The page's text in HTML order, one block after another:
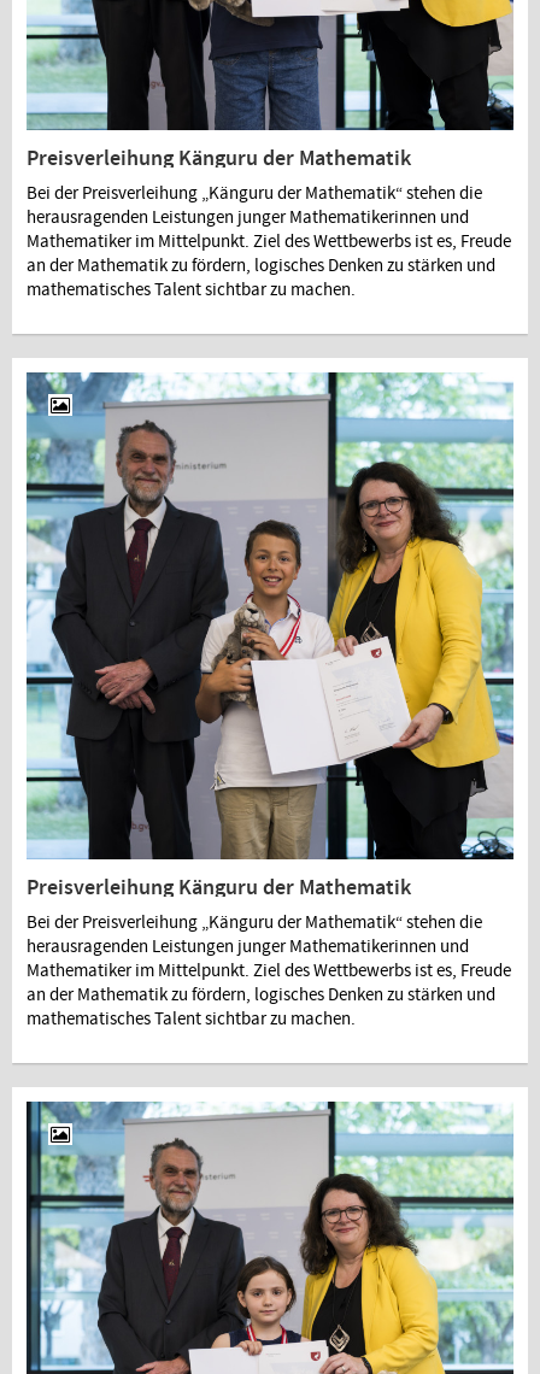
Preisverleihung Känguru der Mathematik
Bei der Preisverleihung „Känguru der Mathematik“ stehen die
herausragenden Leistungen junger Mathematikerinnen und
Mathematiker im Mittelpunkt. Ziel des Wettbewerbs ist es, Freude
an der Mathematik zu fördern, logisches Denken zu stärken und
mathematisches Talent sichtbar zu machen.
Preisverleihung Känguru der Mathematik
Bei der Preisverleihung „Känguru der Mathematik“ stehen die
herausragenden Leistungen junger Mathematikerinnen und
Mathematiker im Mittelpunkt. Ziel des Wettbewerbs ist es, Freude
an der Mathematik zu fördern, logisches Denken zu stärken und
mathematisches Talent sichtbar zu machen.